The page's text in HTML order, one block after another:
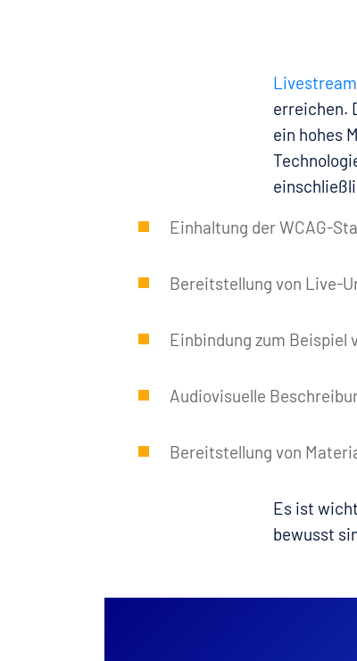
erreichen.
ein hohes
Einhaltung der WCAG-
Bereitstellung von Live-
Einbindung zum Beispiel
Audiovisuelle
Bereitstellung von
Es ist
bewusst